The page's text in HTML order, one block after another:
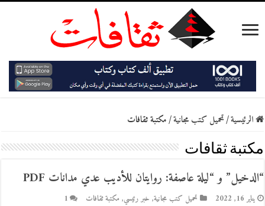
الرئيسية/تحميل كتب مجانية/مكتبة ثقافات
مكتبة ثقافات
“الدخيل” و “ليلة عاصفة: روايتان للأديب عدي مدانات PDF
يناير 16, 2022 تحميل كتب مجانية, خبر رئيسي, مكتبة ثقافات 1